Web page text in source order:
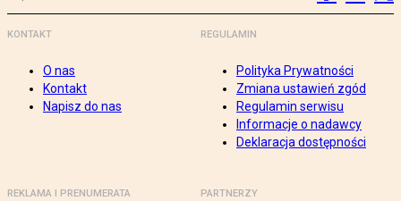
KONTAKT
O nas
Kontakt
Napisz do nas
REGULAMIN
Polityka Prywatności
Zmiana ustawień zgód
Regulamin serwisu
Informacje o nadawcy
Deklaracja dostępności
REKLAMA I PRENUMERATA PARTNERZY